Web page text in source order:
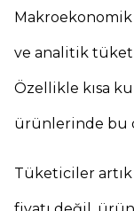
Makroekonomik
ve analitik
Özellikle kısa
ürünlerinde bu
Tüketiciler artık